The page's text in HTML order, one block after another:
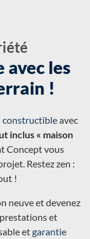
les
!
constructibleavec
inclus « maison
Concept vous
Restez zen :
!
neuve et devenez
et
etgarantie